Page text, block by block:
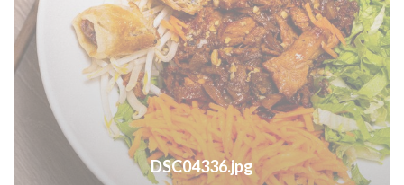
DSC04336.jpg